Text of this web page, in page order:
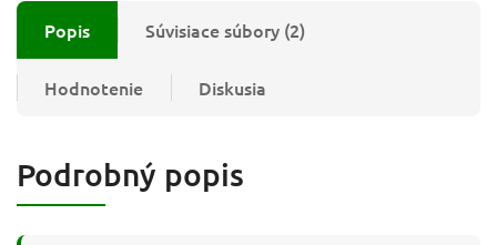
Popis Súvisiace súbory (2)
Hodnotenie Diskusia
Podrobný popis